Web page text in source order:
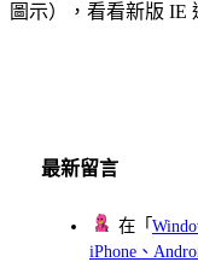
圖示），看看新版
最新留言
在「
iPhone、